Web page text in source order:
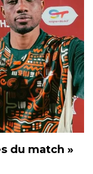
du match »